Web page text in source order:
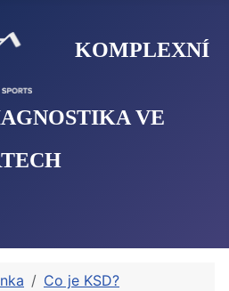
KOMPLEXNÍ
VE
Co je KSD?